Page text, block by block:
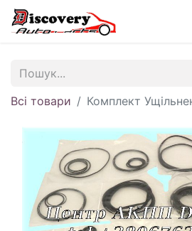
Всі товари Комплект